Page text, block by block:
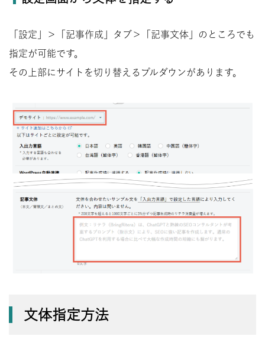
「設定」＞「記事作成」タブ＞「記事文体」のところでも
指定が可能です。
その上部にサイトを切り替えるプルダウンがあります。
文体指定方法